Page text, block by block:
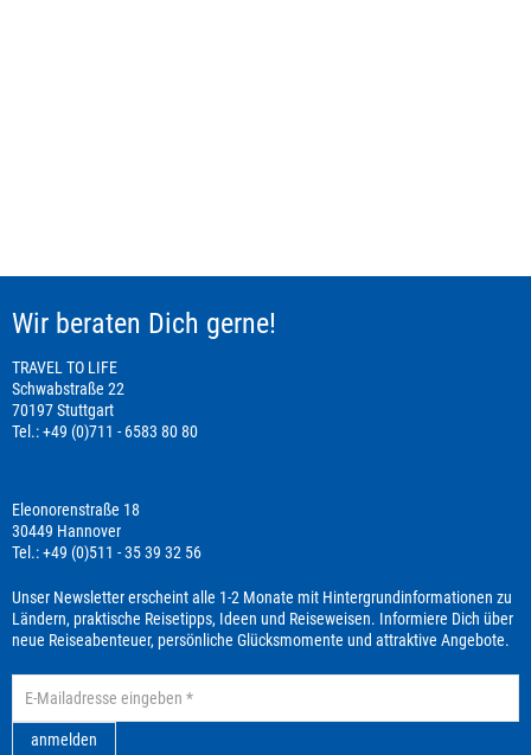
Wir beraten Dich gerne!
TRAVEL TO LIFE
Schwabstraße 22
70197 Stuttgart
Tel.: +49 (0)711 - 6583 80 80
Eleonorenstraße 18
30449 Hannover
Tel.: +49 (0)511 - 35 39 32 56
Unser Newsletter erscheint alle 1-2 Monate mit Hintergrundinformationen zu
Ländern, praktische Reisetipps, Ideen und Reiseweisen. Informiere Dich über
neue Reiseabenteuer, persönliche Glücksmomente und attraktive Angebote.
anmelden